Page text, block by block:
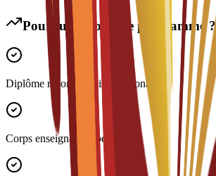
Pourquoi choisir ce programme ?
Diplôme reconnu à l'international
Corps enseignant expérimenté